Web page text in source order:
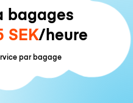
bagages
SEK/heure
par bagage